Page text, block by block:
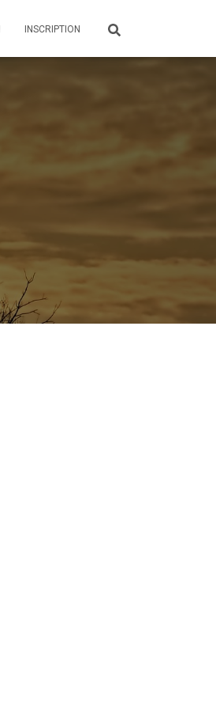
INSCRIPTION